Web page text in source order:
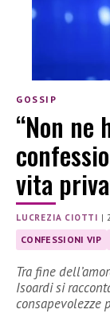
GOSSIP
“Non ne
vita
LUCREZIA CIOTTI |
CONFESSIONI VIP
Tra fine
Isoardi si
consapevolezze